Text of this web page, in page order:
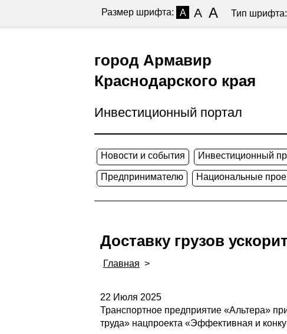
Размер шрифта: A A A Тип шрифта:
город Армавир
Краснодарского края
Инвестиционный портал
Новости и события Инвестиционный
Предпринимателю Национальные
Доставку грузов
Главная >
22 Июля 2025
Транспортное предприятие «Альтера»
труда» нацпроекта «Эффективная и